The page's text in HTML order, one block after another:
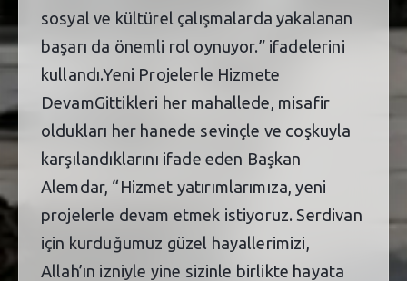
sosyal ve kültürel çalışmalarda yakalanan
başarı da önemli rol oynuyor.” ifadelerini
kullandı.Yeni Projelerle Hizmete
DevamGittikleri her mahallede, misafir
oldukları her hanede sevinçle ve coşkuyla
karşılandıklarını ifade eden Başkan
Alemdar, “Hizmet yatırımlarımıza, yeni
projelerle devam etmek istiyoruz. Serdivan
için kurduğumuz güzel hayallerimizi,
Allah’ın izniyle yine sizinle birlikte hayata